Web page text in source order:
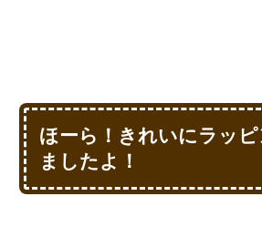
ほーら！きれいにラッ
ましたよ！